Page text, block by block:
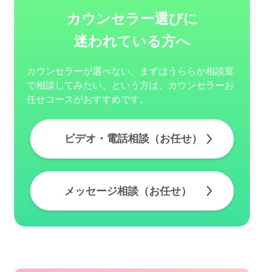
カウンセラー選びに
迷われている方へ
カウンセラーが選べない、まずはうららか相談室
で相談してみたい、という方は、カウンセラーお
任せコースがおすすめです。
ビデオ・電話相談（お任せ）
メッセージ相談（お任せ）